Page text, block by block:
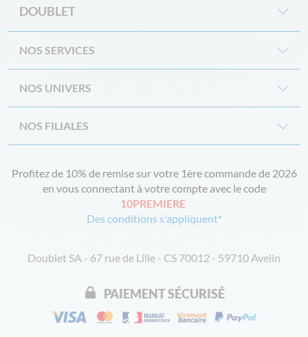
DOUBLET
NOS SERVICES
NOS UNIVERS
NOS FILIALES
Profitez de 10% de remise sur votre 1ère commande de 2026
en vous connectant à votre compte avec le code
10PREMIERE
Des conditions s'appliquent*
Doublet SA - 67 rue de Lille - CS 70012 - 59710 Avelin
PAIEMENT SÉCURISÉ